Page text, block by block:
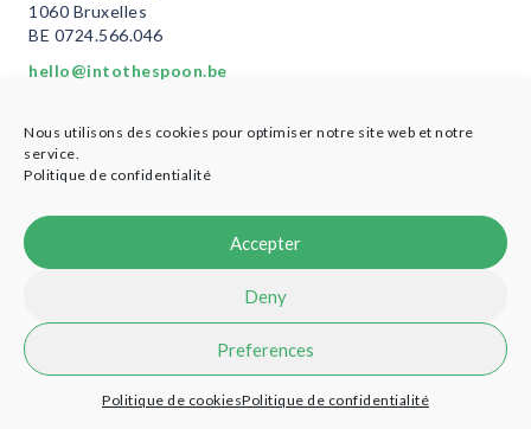
Nous utilisons des cookies pour optimiser notre site web et notre
service.
Politique de confidentialité
Accepter
Deny
Preferences
Politique de cookiesPolitique de confidentialité
1060 Bruxelles
BE 0724.566.046
hello@intothespoon.be
Plus d’infos ici
© 2021 Into the Spoon - Designed by Credits